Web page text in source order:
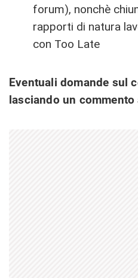
forum), nonchè
rapporti di natura
con Too Late
Eventuali domande sul
lasciando un